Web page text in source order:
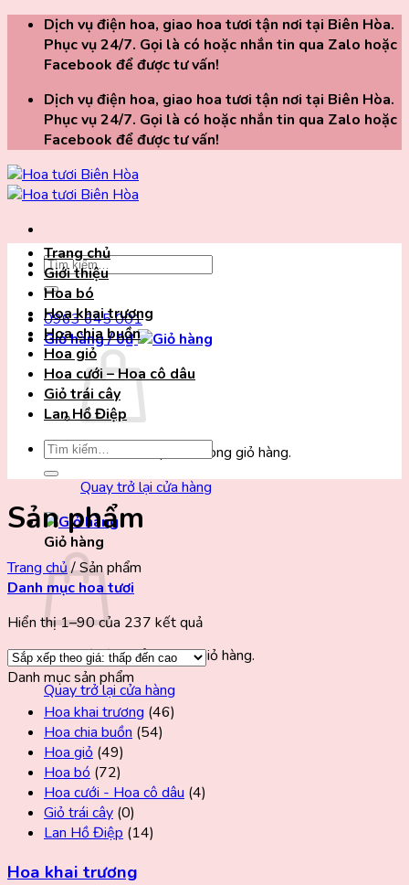
ChuyểnDịch vụ điện hoa, giao hoa tươi tận nơi tại Biên Hòa.
Phục vụ 24/7. Gọi là có hoặc nhắn tin qua Zalo hoặc
Facebook để được tư vấn!
Dịch vụ điện hoa, giao hoa tươi tận nơi tại Biên Hòa.
Phục vụ 24/7. Gọi là có hoặc nhắn tin qua Zalo hoặc
Facebook để được tư vấn!
Tìm
kiếm:
0963 645 001
Giỏ hàng /0₫
Chưa có sản phẩm trong giỏ hàng.
Quay trở lại cửa hàng
Giỏ hàng
Chưa có sản phẩm trong giỏ hàng.
Quay trở lại cửa hàng
Trang chủ
Giới thiệu
Hoa bó
Hoa khai trương
Hoa chia buồn
Hoa giỏ
Hoa cưới – Hoa cô dâu
Giỏ trái cây
Lan Hồ Điệp
Tìm
kiếm:
Sản phẩm
Trang chủ /Sản phẩm
Danh mục hoa tươi
Hiển thị 1–90 của 237 kết quả
Danh mục sản phẩm
Hoa khai trương (46)
Hoa chia buồn (54)
Hoa giỏ (49)
Hoa bó (72)
Hoa cưới - Hoa cô dâu (4)
Giỏ trái cây (0)
Lan Hồ Điệp (14)
Hoa khai trương